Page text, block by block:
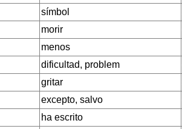
símbol
morir
menos
dificultad, problem
gritar
excepto, salvo
ha escrito